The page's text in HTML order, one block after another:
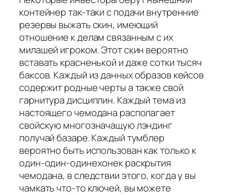
контейнер так-таки с подачи внутренние
резервы выжать скин, имеющий
отношение к делам связанным с их
милашей игроком. Этот скин вероятно
вставать красненькой и даже сотки тысяч
баксов. Каждый из данных образов кейсов
содержит родные черты а также свой
гарнитура дисциплин. Каждый тема из
настоящего чемодана располагает
свойскую многозначащую лэндинг
получай базаре. Каждый тумблер
вероятно быть использован как только к
один-один-одинехонек раскрытия
чемодана, в следствии этого, когда у вы
чамкать что-то ключей, вы можете